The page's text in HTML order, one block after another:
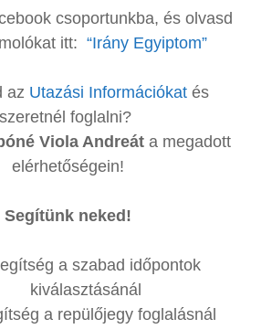
csoportunkba, és olvasd
itt: “Irány Egyiptom”
az Utazási Információkat és
szeretnél foglalni?
Viola Andreáta megadott
elérhetőségein!
Segítünk neked!
a szabad időpontok
kiválasztásánál
a repülőjegy foglalásnál